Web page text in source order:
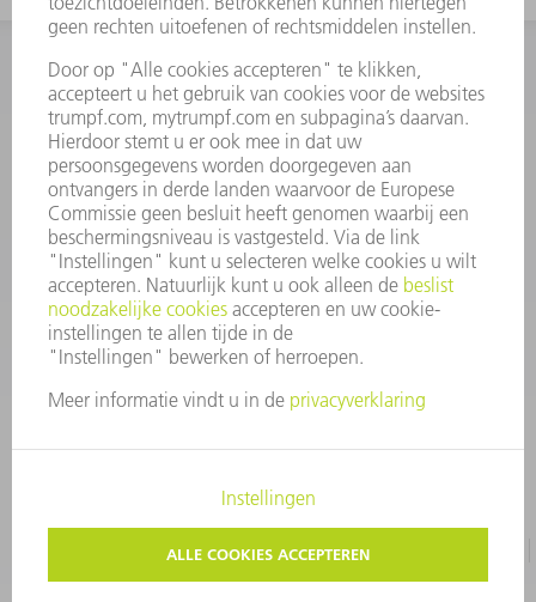
INFORMATIE
Veel gestelde vragen
Algemene voorwaarden
CONTACT
+31 88 4002 400
Ma. - vr. 8.00 - 17.00 uur
onderdelen.tnl@de.trumpf.com
GEGEVENSBESCHERMING
COPYRIGHT EN LOGO
GEBRUIKSVOORWAARDEN